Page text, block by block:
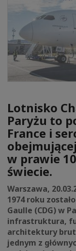
Lotnisko
Paryżu to
France i
w prawie
świecie.
Warszawa,
1974 roku
Gaulle (CDG) w
infrastruktura,
architektury
jednym z